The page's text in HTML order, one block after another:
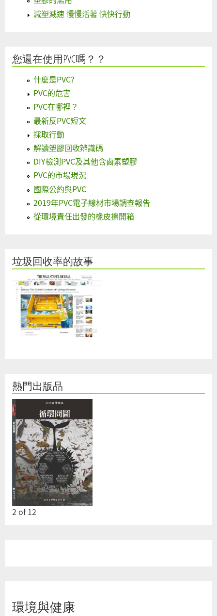
減塑減速 慢慢活著 快快行動
您還在使用PVC嗎？？
什麼是PVC?
PVC的危害
PVC在哪裡？
最新反PVC短文
採取行動
解讀塑膠回收辨識碼
DIY檢測PVC及其他含鹵素塑膠
PVC的市場現況
國際公約與PVC
2019年PVC電子線材市場調查報告
從環境責任出發的橡皮擦開箱
垃圾回收率的故事
熱門出版品
2 of12
環境與健康